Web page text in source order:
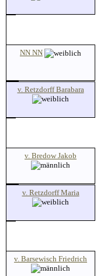
NN NN
v. Retzdorff Barabara
v. Bredow Jakob
v. Retzdorff Maria
v. Barsewisch Friedrich